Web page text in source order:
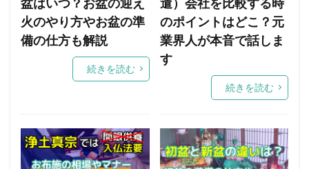
火のやり方やお盆の準
備の仕方も解説
続きを読む
のポイントはどこ？元
業界人が本音で話しま
す
続きを読む